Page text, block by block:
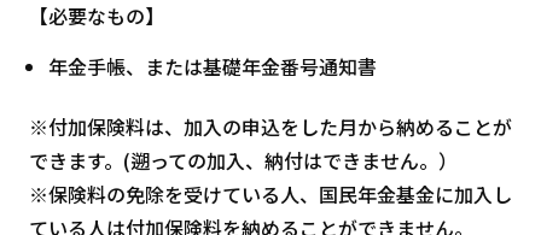
【必要なもの】
年金手帳、または基礎年金番号通知書
※付加保険料は、加入の申込をした月から納めることが
できます。(遡っての加入、納付はできません。）
※保険料の免除を受けている人、国民年金基金に加入し
ている人は付加保険料を納めることができません。